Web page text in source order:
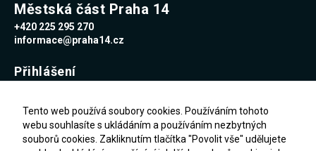
Městská část Praha 14
+420 225 295 270
informace@praha14.cz
Přihlášení
Heslo
Tento web používá soubory cookies. Používáním tohoto
webu souhlasíte s ukládáním a používáním nezbytných
souborů cookies. Zakliknutím tlačítka "Povolit vše" udělujete